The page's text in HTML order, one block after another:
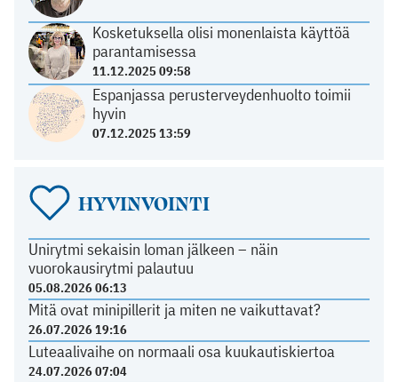
Kosketuksella olisi monenlaista käyttöä
parantamisessa
11.12.2025 09:58
Espanjassa perusterveydenhuolto toimii
hyvin
07.12.2025 13:59
HYVINVOINTI
Unirytmi sekaisin loman jälkeen – näin
vuorokausirytmi palautuu
05.08.2026 06:13
Mitä ovat minipillerit ja miten ne vaikuttavat?
26.07.2026 19:16
Luteaalivaihe on normaali osa kuukautiskiertoa
24.07.2026 07:04